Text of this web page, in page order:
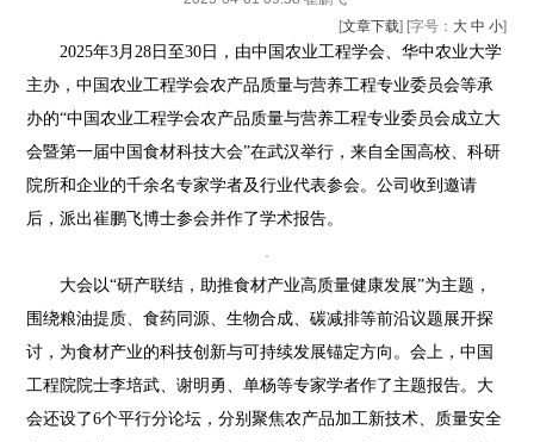
[文章下载] [字号： 大 中 小]
2025年3月28日至30日，由中国农业工程学会、华中农业大学
主办，中国农业工程学会农产品质量与营养工程专业委员会等承
办的“中国农业工程学会农产品质量与营养工程专业委员会成立大
会暨第一届中国食材科技大会”在武汉举行，来自全国高校、科研
院所和企业的千余名专家学者及行业代表参会。公司收到邀请
后，派出崔鹏飞博士参会并作了学术报告。
大会以“研产联结，助推食材产业高质量健康发展”为主题，
围绕粮油提质、食药同源、生物合成、碳减排等前沿议题展开探
讨，为食材产业的科技创新与可持续发展锚定方向。会上，中国
工程院院士李培武、谢明勇、单杨等专家学者作了主题报告。大
会还设了6个平行分论坛，分别聚焦农产品加工新技术、质量安全